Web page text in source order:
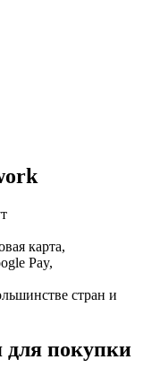
металлы и
карта,
Pay,
стран и
для покупки